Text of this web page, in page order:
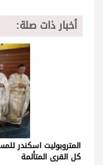
أخبار ذات صلة:
المتروبوليت اسكندر
كل القرى المتألمة